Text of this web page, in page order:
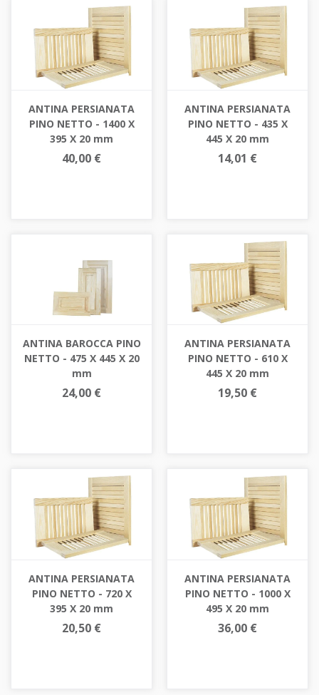
ANTINA PERSIANATA
PINO NETTO - 1400 X
395 X 20 mm
40,00 €
ANTINA PERSIANATA
PINO NETTO - 435 X
445 X 20 mm
14,01 €
ANTINA BAROCCA PINO
NETTO - 475 X 445 X 20
mm
24,00 €
ANTINA PERSIANATA
PINO NETTO - 610 X
445 X 20 mm
19,50 €
ANTINA PERSIANATA
PINO NETTO - 720 X
395 X 20 mm
20,50 €
ANTINA PERSIANATA
PINO NETTO - 1000 X
495 X 20 mm
36,00 €